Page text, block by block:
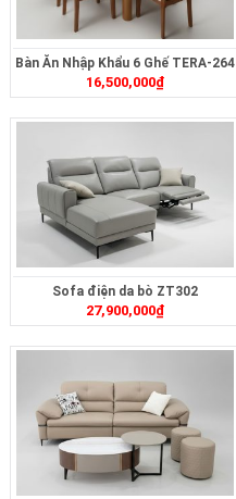
Bàn Ăn Nhập Khẩu 6 Ghế TERA-264
16,500,000₫
Sofa điện da bò ZT302
27,900,000₫